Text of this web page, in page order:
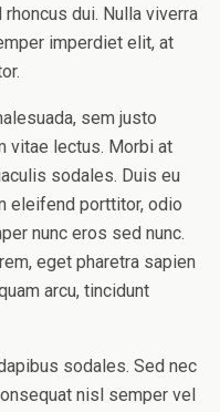
dui. Nulla viverra
imperdiet elit, at
sem justo
vitae lectus. Morbi at
sodales. Duis eu
eleifend porttitor, odio
nunc eros sed nunc.
eget pharetra sapien
arcu, tincidunt
sodales. Sed nec
nisl semper vel